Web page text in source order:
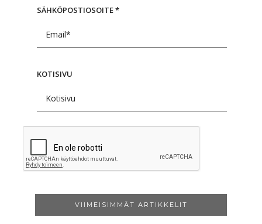
SÄHKÖPOSTIOSOITE*
KOTISIVU
VIIMEISIMMÄT ARTIKKELIT